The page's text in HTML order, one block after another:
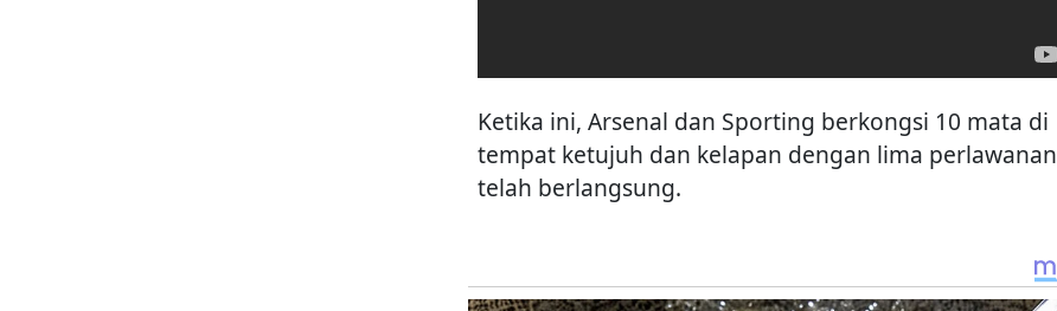
Ketika ini, Arsenal dan Sporting berkongsi 10 mata di
tempat ketujuh dan kelapan dengan lima perlawanan
telah berlangsung.